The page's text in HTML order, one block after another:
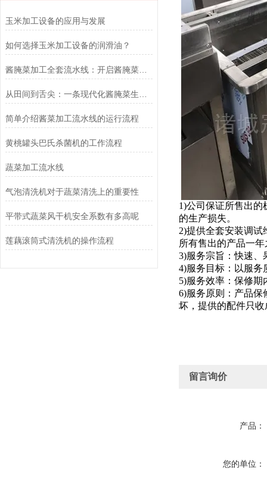
玉米加工设备的应用与发展
如何选择玉米加工设备的润滑油？
简单介绍酱菜加工流水线的运行流程
黄桃罐头巴氏杀菌机的工作流程
蔬菜加工流水线
气泡清洗机对于蔬菜清洗上的重要性
平带式蔬菜风干机安全系数有多高呢
莲藕滚筒式清洗机的操作流程
1)公司保证所售出
的生产损失。
2)提供全套安装调
所有售出的产品一
3)服务宗旨：快速
4)服务目标：以服务
5)服务效率：保修
6)服务原则：产品保
坏，提供的配件只
留言询价
产品：
您的单位：